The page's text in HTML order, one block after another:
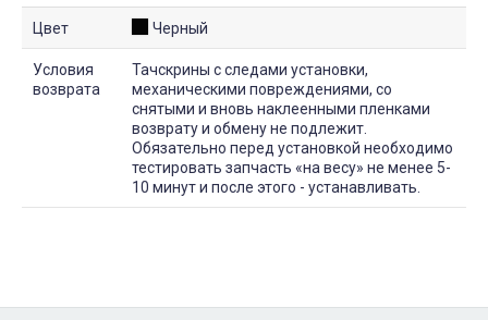
Цвет Черный
Условия
возврата
Тачскрины с следами установки,
механическими повреждениями, со
снятыми и вновь наклеенными пленками
возврату и обмену не подлежит.
Обязательно перед установкой необходимо
тестировать запчасть «на весу» не менее 5-
10 минут и после этого - устанавливать.